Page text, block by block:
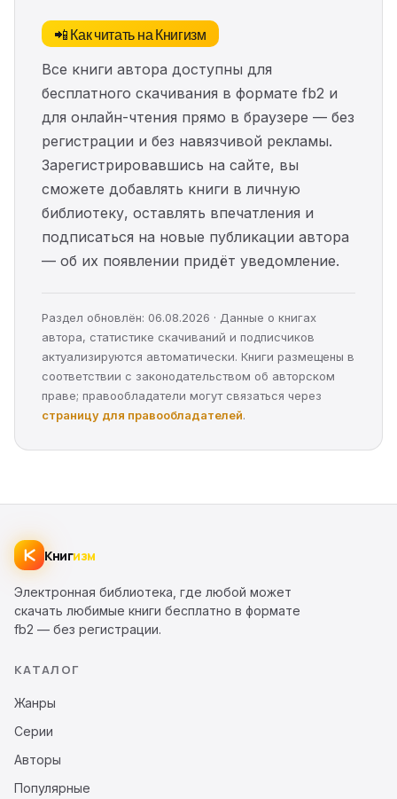
📲 Как читать на Книгизм
Все книги автора доступны для
бесплатного скачивания в формате fb2 и
для онлайн-чтения прямо в браузере — без
регистрации и без навязчивой рекламы.
Зарегистрировавшись на сайте, вы
сможете добавлять книги в личную
библиотеку, оставлять впечатления и
подписаться на новые публикации автора
— об их появлении придёт уведомление.
Раздел обновлён: 06.08.2026 · Данные о книгах
автора, статистике скачиваний и подписчиков
актуализируются автоматически. Книги размещены в
соответствии с законодательством об авторском
праве; правообладатели могут связаться через
страницу для правообладателей.
Книгизм
Электронная библиотека, где любой может
скачать любимые книги бесплатно в формате
fb2 — без регистрации.
КАТАЛОГ
Жанры
Серии
Авторы
Популярные